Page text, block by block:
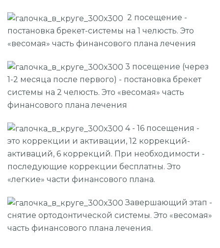
2 посещение -
постановка брекет-системы на 1 челюсть. Это
«весомая» часть финансового плана лечения
3 посещение (через
1-2 месяца после первого) - постановка брекет
системы на 2 челюсть. Это «весомая» часть
финансового плана лечения
4 - 16 посещения -
это коррекции и активации, 12 коррекций-
активаций, 6 коррекций. При необходимости -
последующие коррекции бесплатны. Это
«легкие» части финансового плана.
Завершающий этап -
снятие ортодонтической системы. Это «весомая»
часть финансового плана лечения.